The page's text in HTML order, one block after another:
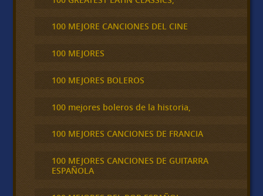
100 MEJORE CANCIONES DEL CINE
100 MEJORES
100 MEJORES BOLEROS
100 mejores boleros de la historia,
100 MEJORES CANCIONES DE FRANCIA
100 MEJORES CANCIONES DE GUITARRA
ESPAÑOLA